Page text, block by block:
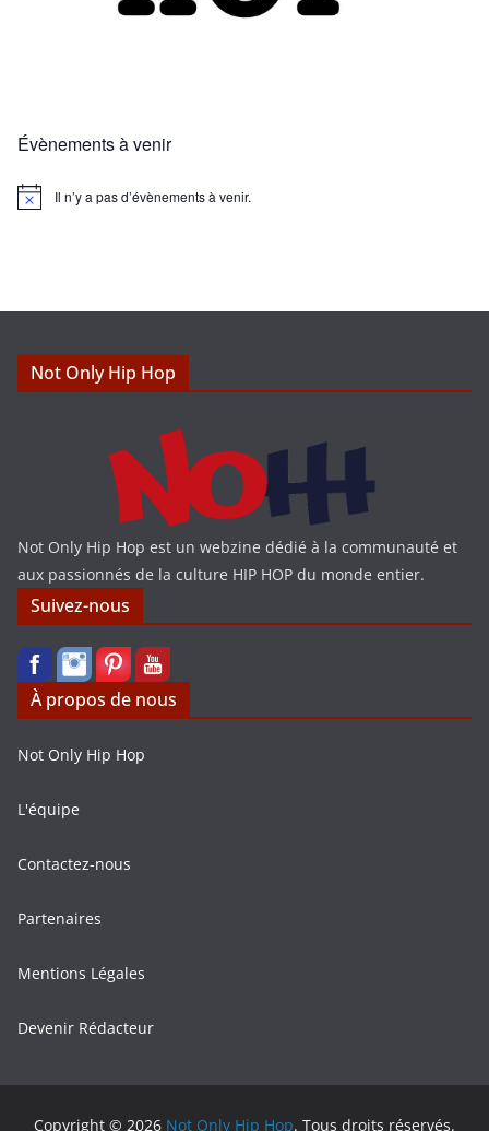
Évènements à venir
N
Il n’y a pas d’évènements à venir.
Not Only Hip Hop
Not Only Hip Hop est un webzine dédié à la communauté et
aux passionnés de la culture HIP HOP du monde entier.
Suivez-nous
À propos de nous
Not Only Hip Hop
L'équipe
Contactez-nous
Partenaires
Mentions Légales
Devenir Rédacteur
Copyright © 2026 Not Only Hip Hop. Tous droits réservés.